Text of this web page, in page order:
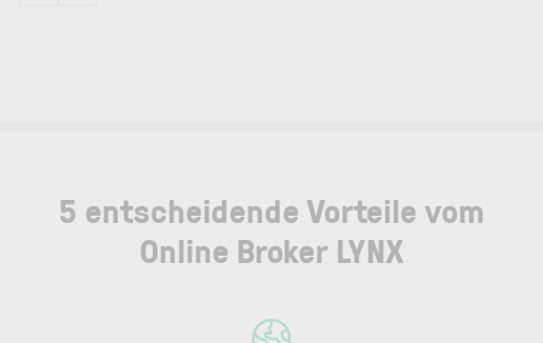
5 entscheidende Vorteile vom
Online Broker LYNX